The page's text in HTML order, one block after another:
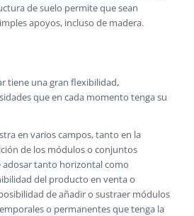
de suelo permite que sean
apoyos, incluso de madera.
tiene una gran flexibilidad,
que en cada momento tenga su
en varios campos, tanto en la
de los módulos o conjuntos
tanto horizontal como
del producto en venta o
de añadir o sustraer módulos
o permanentes que tenga la